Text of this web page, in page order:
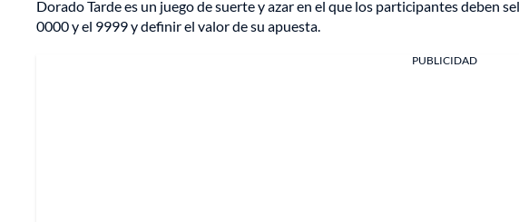
Dorado Tarde es un juego de suerte y azar en el que los participantes deben
0000 y el 9999 y definir el valor de su apuesta.
PUBLICIDAD